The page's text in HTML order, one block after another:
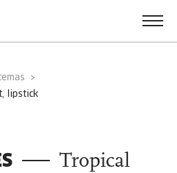
lipstick
Tropical